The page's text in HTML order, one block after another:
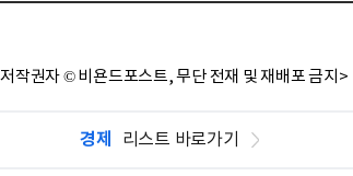
작권자 © 비욘드포스트, 무단 전재 및 재배포 금지>
경제 리스트 바로가기